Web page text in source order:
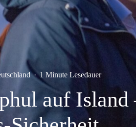
· 1 Minute Lesedauer
auf